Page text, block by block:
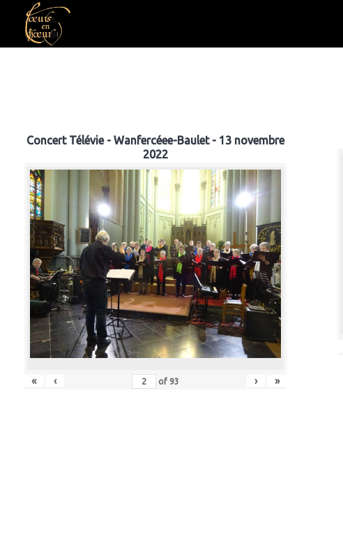
Concert Télévie - Wanfercéee-Baulet - 13 novembre
2022
« ‹ of 93 › »